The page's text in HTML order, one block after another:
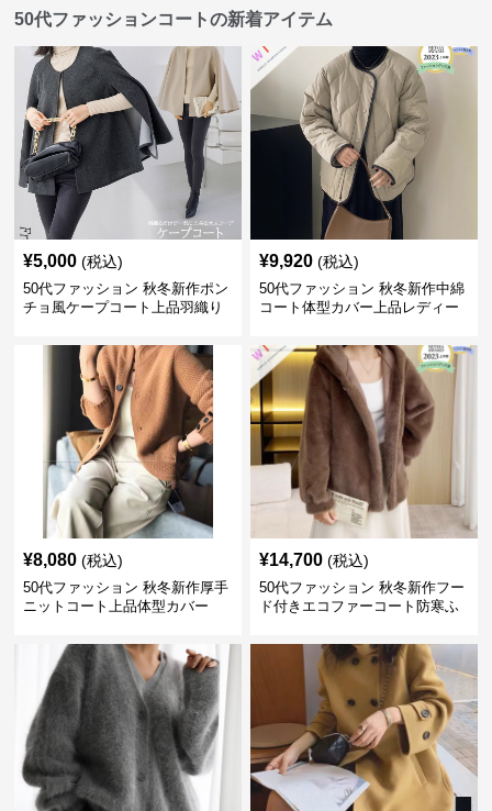
50代ファッションコートの新着アイテム
¥5,000 (税込)
50代ファッション 秋冬新作ポン
チョ風ケープコート上品羽織り
¥9,920 (税込)
50代ファッション 秋冬新作中綿
コート体型カバー上品レディー
¥8,080 (税込)
50代ファッション 秋冬新作厚手
ニットコート上品体型カバー
¥14,700 (税込)
50代ファッション 秋冬新作フー
ド付きエコファーコート防寒ふ